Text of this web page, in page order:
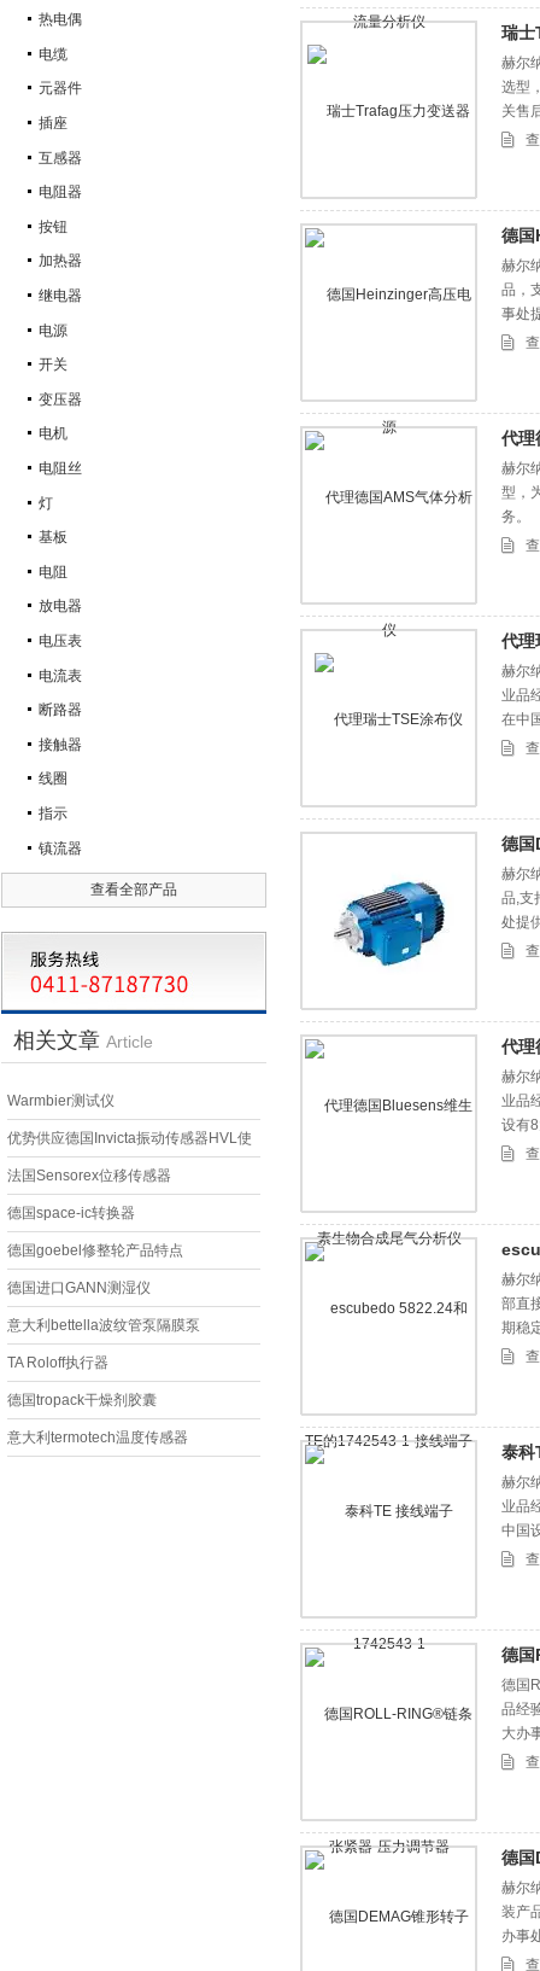
热电偶
电缆
元器件
插座
互感器
电阻器
按钮
加热器
继电器
电源
开关
变压器
电机
电阻丝
灯
基板
电阻
放电器
电压表
电流表
断路器
接触器
线圈
指示
镇流器
查看全部产品
相关文章 Article
Warmbier测试仪
优势供应德国Invicta振动传感器HVL使
用说明
法国Sensorex位移传感器
德国space-ic转换器
德国goebel修整轮产品特点
德国进口GANN测湿仪
意大利bettella波纹管泵隔膜泵
TA Roloff执行器
德国tropack干燥剂胶囊
意大利termotech温度传感器
瑞士
赫尔
选型
关售
德
赫尔
品，
事处
代理
赫尔
型，
务。
代理
赫尔
业品
在中
德国
赫尔
品,支
处提
代理
赫尔
业品
设有
赫尔
部直
期稳
泰科
赫尔
业品
中国
德国
德国
品经
大办
德国
赫尔
装产
办事